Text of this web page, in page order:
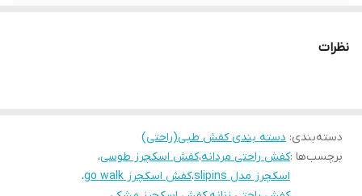
میزان راحتی پا عالی
نحوه بسته شدن
بدون بند
نظرات
دسته‌بندی: دسته بندی کفش طبی(راحتی)
برچسب‌ها :کفش راحتی مردانه،کفش اسکچرز طوسی،
اسکچرز مدل slipins
،کفش اسکچرز go walk
،